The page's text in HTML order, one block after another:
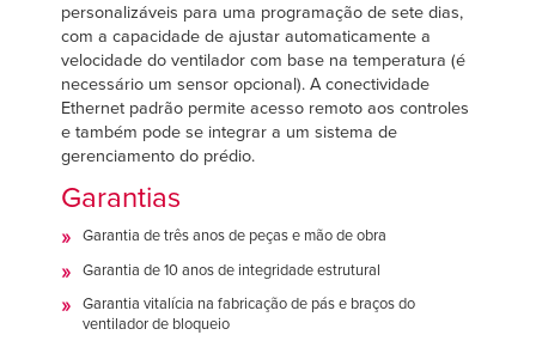
personalizáveis para uma programação de sete dias,
com a capacidade de ajustar automaticamente a
velocidade do ventilador com base na temperatura (é
necessário um sensor opcional). A conectividade
Ethernet padrão permite acesso remoto aos controles
e também pode se integrar a um sistema de
gerenciamento do prédio.
Garantias
Garantia de três anos de peças e mão de obra
Garantia de 10 anos de integridade estrutural
Garantia vitalícia na fabricação de pás e braços do
ventilador de bloqueio